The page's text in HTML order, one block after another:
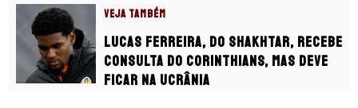
VEJA TAMBÉM
Lucas Ferreira, do Shakhtar, recebe
consulta do Corinthians, mas deve
ficar na Ucrânia